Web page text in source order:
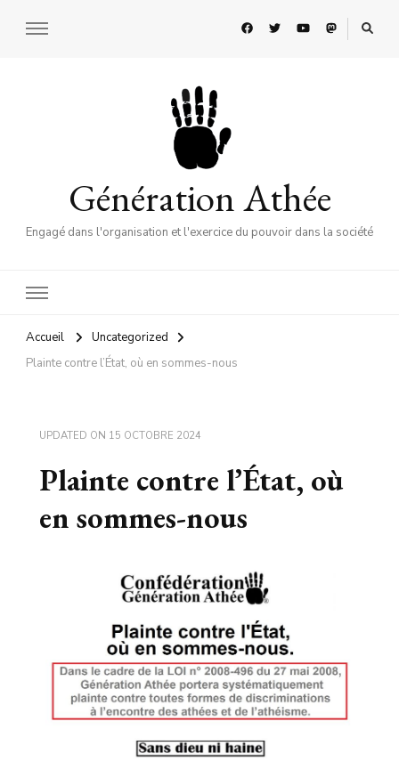
Génération Athée
Engagé dans l'organisation et l'exercice du pouvoir dans la société
Accueil
Uncategorized
Plainte contre l’État, où en sommes-nous
UPDATED ON 15 OCTOBRE 2024
Plainte contre l’État, où
en sommes-nous